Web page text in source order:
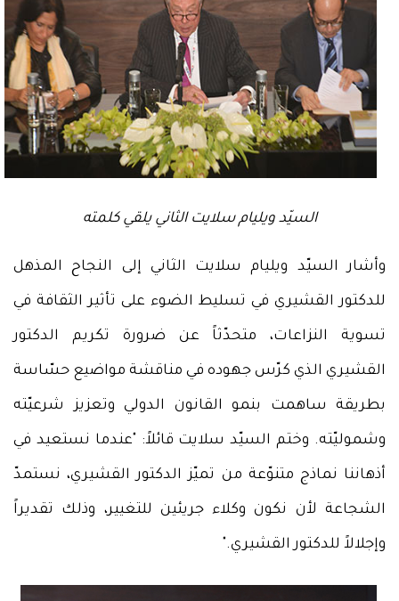
السيّد ويليام سلايت الثاني يلقي كلمته
وأشار السيّد ويليام سلايت الثاني إلى النجاح المذهل
للدكتور القشيري في تسليط الضوء على تأثير الثقافة في
تسوية النزاعات، متحدّثاً عن ضرورة تكريم الدكتور
القشيري الذي كرّس جهوده في مناقشة مواضيع حسّاسة
بطريقة ساهمت بنمو القانون الدولي وتعزيز شرعيّته
وشموليّته. وختم السيّد سلايت قائلاً: "عندما نستعيد في
أذهاننا نماذج متنوّعة من تميّز الدكتور القشيري، نستمدّ
الشجاعة لأن نكون وكلاء جريئين للتغيير، وذلك تقديراً
وإجلالاً للدكتور القشيري."